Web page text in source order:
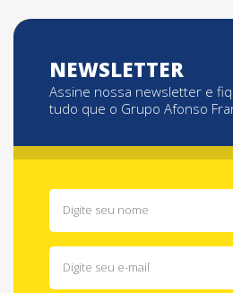
NEWSLETTER
Assine nossa newsletter e
tudo que o Grupo Afonso